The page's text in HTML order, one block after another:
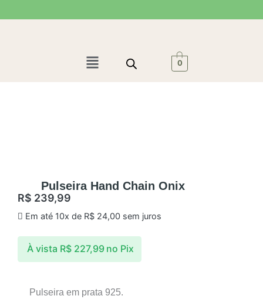
para
Menu 0
Pulseira Hand Chain Onix
R$ 239,99
Em até 10x de R$24,00sem juros
À vista R$227,99 no Pix
Pulseira em prata 925.